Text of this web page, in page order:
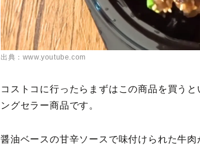
出典：www.youtube.com
コストコに行ったらまずはこの商品を買う
ングセラー商品です。
醤油ベースの甘辛ソースで味付けられた牛